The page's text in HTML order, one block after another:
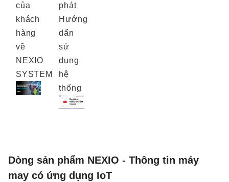
của
khách
hàng
về
NEXIO
SYSTEM
phát
Hướng
dẩn
sử
dụng
hệ
thống
Dòng sản phẩm NEXIO - Thông tin máy
may có ứng dụng IoT